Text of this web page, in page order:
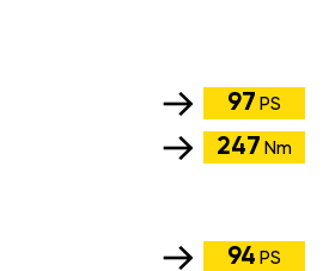
97 PS
247 Nm
94 PS